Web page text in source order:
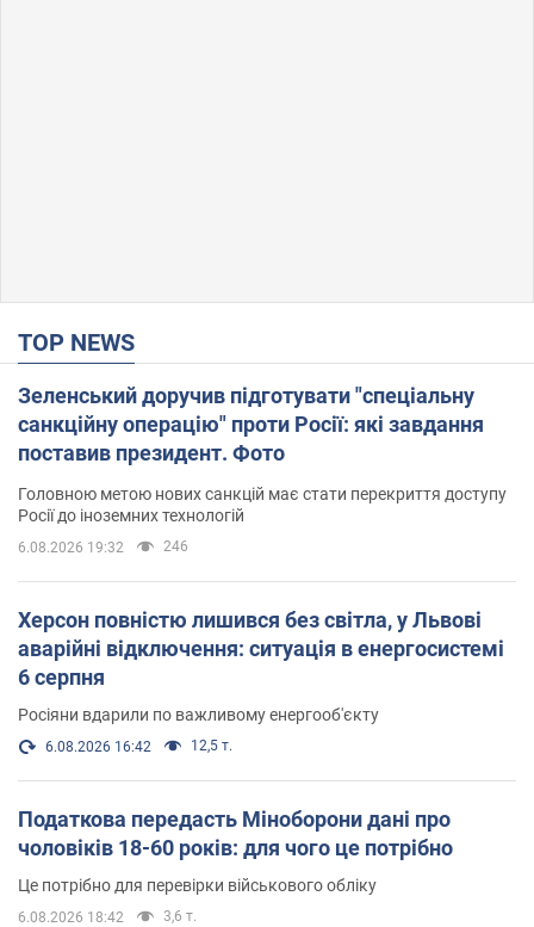
TOP NEWS
Зеленський доручив підготувати "спеціальну
санкційну операцію" проти Росії: які завдання
поставив президент. Фото
Головною метою нових санкцій має стати перекриття доступу
Росії до іноземних технологій
6.08.2026 19:32 246
Херсон повністю лишився без світла, у Львові
аварійні відключення: ситуація в енергосистемі
6 серпня
Росіяни вдарили по важливому енергооб'єкту
6.08.2026 16:42 12,5 т.
Податкова передасть Міноборони дані про
чоловіків 18-60 років: для чого це потрібно
Це потрібно для перевірки військового обліку
6.08.2026 18:42 3,6 т.